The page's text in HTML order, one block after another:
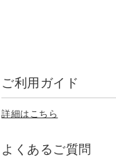
ご利用ガイド
詳細はこちら
よくあるご質問